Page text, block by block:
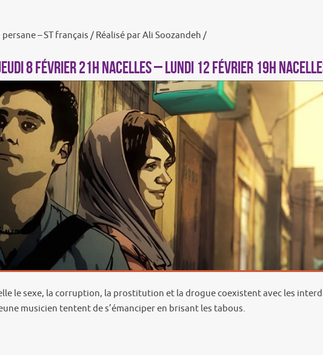
– ST français / Réalisé par Ali Soozandeh /
8 FÉVRIER 21h NACELLES – LUNDI 12 FÉVRIER 19h
le sexe, la corruption, la prostitution et la drogue coexistent avec les
musicien tentent de s’émanciper en brisant les tabous.